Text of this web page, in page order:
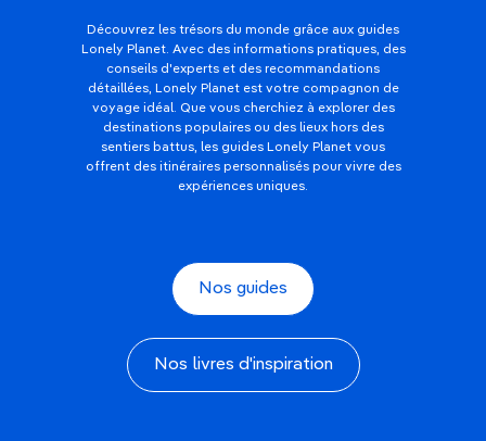
Découvrez les trésors du monde grâce aux guides
Lonely Planet. Avec des informations pratiques, des
conseils d'experts et des recommandations
détaillées, Lonely Planet est votre compagnon de
voyage idéal. Que vous cherchiez à explorer des
destinations populaires ou des lieux hors des
sentiers battus, les guides Lonely Planet vous
offrent des itinéraires personnalisés pour vivre des
expériences uniques.
Nos guides
Nos livres d'inspiration